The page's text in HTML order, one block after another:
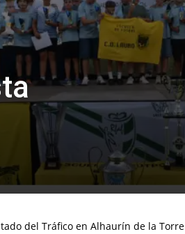
del Tráfico en Alhaurín de la Torre